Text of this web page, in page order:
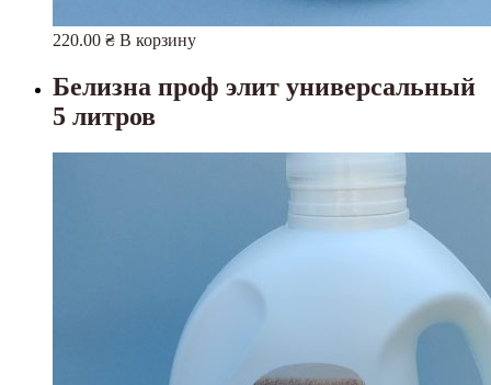
220.00 ₴ В корзину
Белизна проф элит универсальный
5 литров